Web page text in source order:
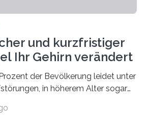
und kurzfristiger
Ihr Gehirn verändert
der Bevölkerung leidet unter
in höherem Alter sogar
ein kurzfristiges Schlafdefizit: